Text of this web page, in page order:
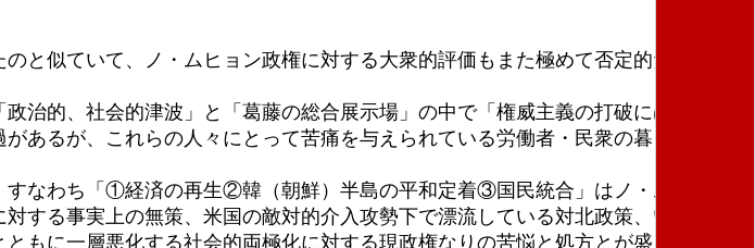
似ていて、ノ・ムヒョン政権に対する大衆的評価もまた極めて否定的だ。特
的、社会的津波」と「葛藤の総合展示場」の中で「権威主義の打破には成功し
あるが、これらの人々にとって苦痛を与えられている労働者・民衆の暮らしは眼
なわち「①経済の再生②韓（朝鮮）半島の平和定着③国民統合」はノ・ムヒョン
する事実上の無策、米国の敵対的介入攻勢下で漂流している対北政策、いわゆる
もに一層悪化する社会的両極化に対する現政権なりの苦悩と処方とが盛り込まれ